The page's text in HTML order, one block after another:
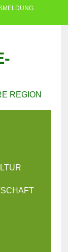
REGION